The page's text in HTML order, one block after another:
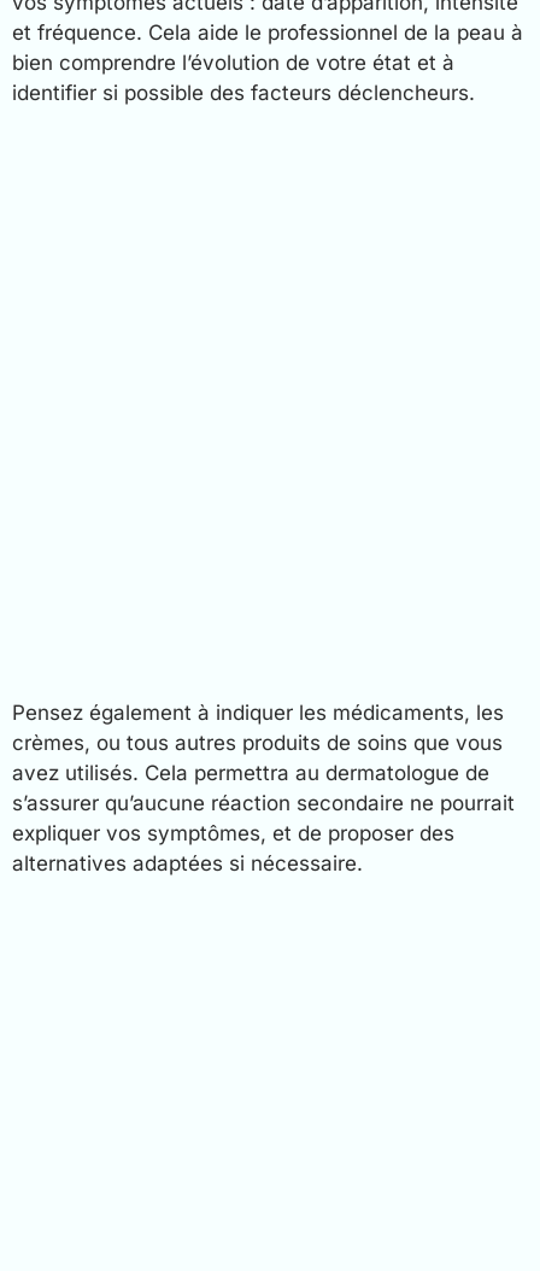
et fréquence. Cela aide le professionnel de la peau à
bien comprendre l’évolution de votre état et à
identifier si possible des facteurs déclencheurs.
Pensez également à indiquer les médicaments, les
crèmes, ou tous autres produits de soins que vous
avez utilisés. Cela permettra au dermatologue de
s’assurer qu’aucune réaction secondaire ne pourrait
expliquer vos symptômes, et de proposer des
alternatives adaptées si nécessaire.